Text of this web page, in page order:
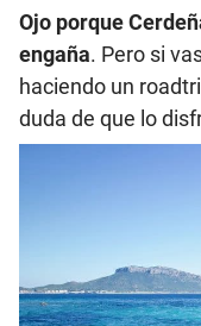
Ojo porque
engaña. Pero si
haciendo un
duda de que lo